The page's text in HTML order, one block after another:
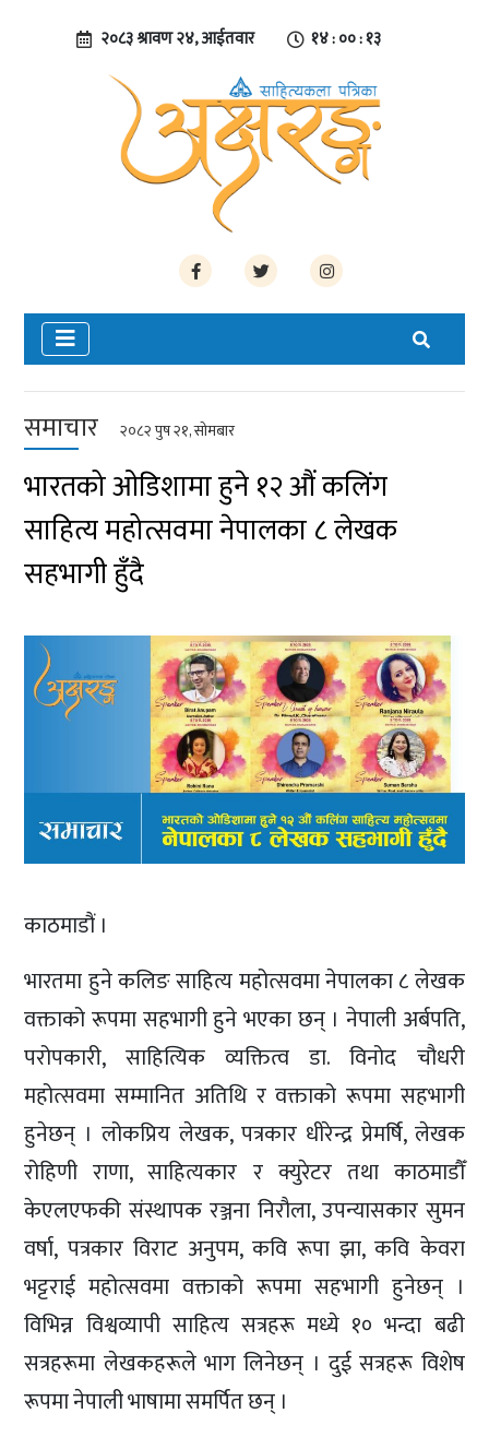
२०८३ श्रावण २४, आईतवार १४ : ०० : १४
समाचार २०८२ पुष २१, सोमबार
भारतको ओडिशामा हुने १२ औं कलिंग
साहित्य महोत्सवमा नेपालका ८ लेखक
सहभागी हुँदै
काठमाडौं ।
भारतमा हुने कलिङ साहित्य महोत्सवमा नेपालका ८ लेखक
वक्ताको रूपमा सहभागी हुने भएका छन् । नेपाली अर्बपति,
परोपकारी, साहित्यिक व्यक्तित्व डा. विनोद चौधरी
महोत्सवमा सम्मानित अतिथि र वक्ताको रूपमा सहभागी
हुनेछन् । लोकप्रिय लेखक, पत्रकार धीरेन्द्र प्रेमर्षि, लेखक
रोहिणी राणा, साहित्यकार र क्युरेटर तथा काठमाडौँ
केएलएफकी संस्थापक रञ्जना निरौला, उपन्यासकार सुमन
वर्षा, पत्रकार विराट अनुपम, कवि रूपा झा, कवि केवरा
भट्टराई महोत्सवमा वक्ताको रूपमा सहभागी हुनेछन् ।
विभिन्न विश्वव्यापी साहित्य सत्रहरू मध्ये १० भन्दा बढी
सत्रहरूमा लेखकहरूले भाग लिनेछन् । दुई सत्रहरू विशेष
रूपमा नेपाली भाषामा समर्पित छन् ।